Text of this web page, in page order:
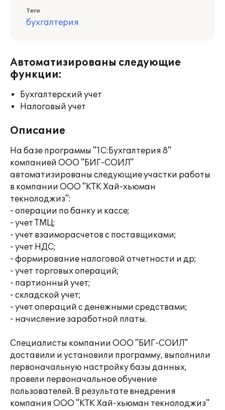
Теги
бухгалтерия
Автоматизированы следующие
функции:
Бухгалтерский учет
Налоговый учет
Описание
На базе программы "1С:Бухгалтерия 8"
компанией ООО "БИГ-СОИЛ"
автоматизированы следующие участки работы
в компании ООО "КТК Хай-хьюман
текнолоджиз":
- операции по банку и кассе;
- учет ТМЦ;
- учет взаиморасчетов с поставщиками;
- учет НДС;
- формирование налоговой отчетности и др;
- учет торговых операций;
- партионный учет;
- складской учет;
- учет операций с денежными средствами;
- начисление заработной платы.
Специалисты компании ООО "БИГ-СОИЛ"
доставили и установили программу, выполнили
первоначальную настройку базы данных,
провели первоначальное обучение
пользователей. В результате внедрения
компания ООО "КТК Хай-хьюман текнолоджиз"